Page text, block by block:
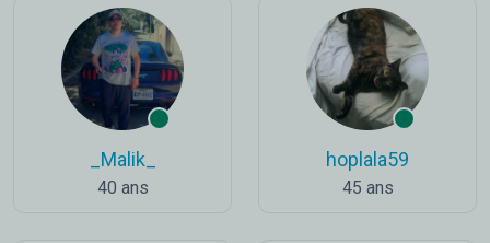
_Malik_
40 ans
hoplala59
45 ans